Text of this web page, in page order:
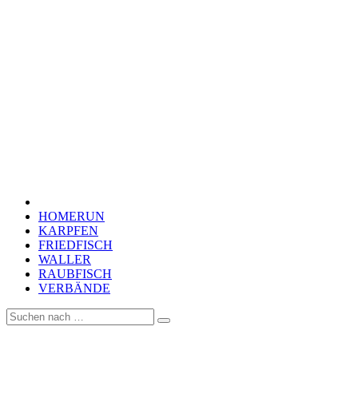
HOMERUN
KARPFEN
FRIEDFISCH
WALLER
RAUBFISCH
VERBÄNDE